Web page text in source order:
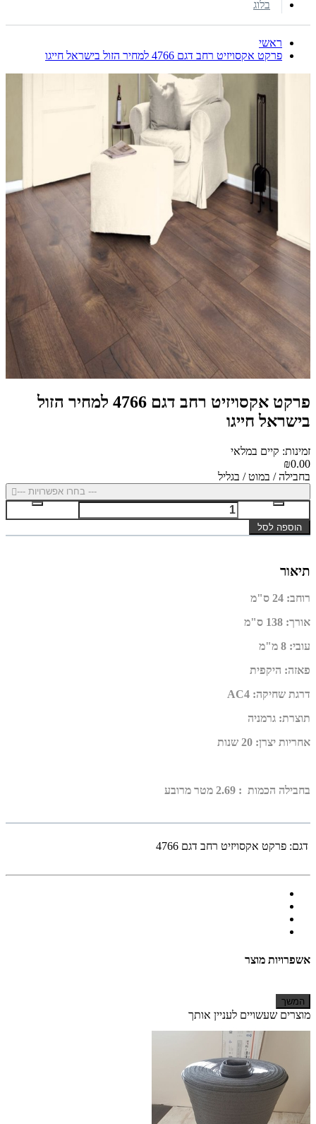
בלוג
ראשי
פרקט אקסויזיט רחב דגם 4766 למחיר הזול בישראל חייגו
פרקט אקסויזיט רחב דגם 4766 למחיר הזול
בישראל חייגו
זמינות: קיים במלאי
₪0.00
בחבילה / במוט / בגליל
--- בחרו אפשרויות ---
הוספה לסל
תיאור
רוחב: 24 ס"מ
אורך: 138 ס"מ
עובי: 8 מ"מ
פאזה: היקפית
דרגת שחיקה:
AC4
תוצרת: גרמניה
אחריות יצרן: 20 שנות
בחבילה הכמות : 2.69 מטר מרובע
דגם: פרקט אקסויזיט רחב דגם 4766
אשפרויות מוצר
המשך
מוצרים שעשויים לעניין אותך